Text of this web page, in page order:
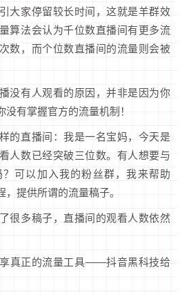
大家停留较长时间，这就是羊群效
算法会认为千位数直播间有更多流
数，而个位数直播间的流量则会被
没有人观看的原因，并非是因为你
有掌握官方的流量机制！
的直播间：我是一名宝妈，今天是
人数已经突破三位数。有人想要与
可以加入我的粉丝群，我来帮助
提供所谓的流量稿子。
很多稿子，直播间的观看人数依然
真正的流量工具——抖音黑科技给